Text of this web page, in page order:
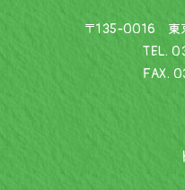
〒135-0016 東
TEL.
FAX.